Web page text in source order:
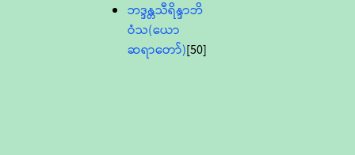
ဘဒ္ဒန္တသီရိန္ဒာဘိ
ဝံသ(ယော
ဆရာတော်)[50]